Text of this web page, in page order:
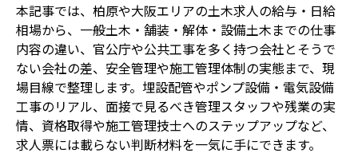
本記事では、柏原や大阪エリアの土木求人の給与・日給
相場から、一般土木・舗装・解体・設備土木までの仕事
内容の違い、官公庁や公共工事を多く持つ会社とそうで
ない会社の差、安全管理や施工管理体制の実態まで、現
場目線で整理します。埋設配管やポンプ設備・電気設備
工事のリアル、面接で見るべき管理スタッフや残業の実
情、資格取得や施工管理技士へのステップアップなど、
求人票には載らない判断材料を一気に手にできます。